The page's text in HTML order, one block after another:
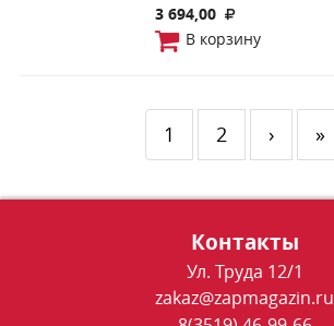
3 694,00
В корзину
1 2 › »
Контакты
Ул. Труда 12/1
zakaz@zapmagazin.ru